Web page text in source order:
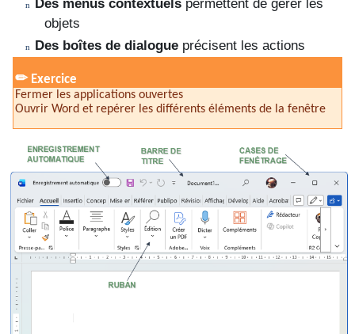
n
objets
n Des boîtes de dialogue précisent les actions
✏Exercice
Fermer les applications ouvertes
Ouvrir Word et repérer les différents éléments de la fenêtre